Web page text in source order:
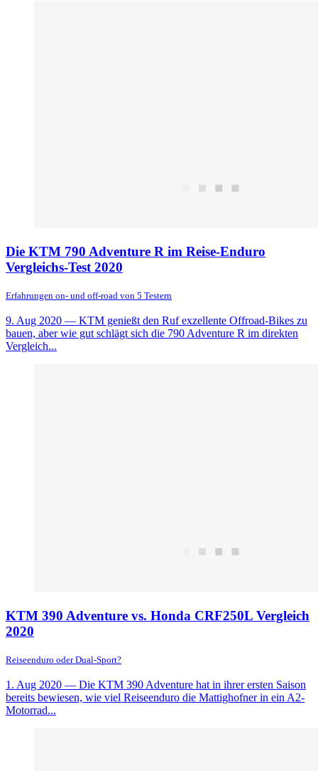
Die KTM 790 Adventure R im Reise-Enduro
Vergleichs-Test 2020
Erfahrungen on- und off-road von 5 Testern
9. Aug 2020 — KTM genießt den Ruf exzellente Offroad-Bikes zu
bauen, aber wie gut schlägt sich die 790 Adventure R im direkten
Vergleich...
KTM 390 Adventure vs. Honda CRF250L Vergleich
2020
Reiseenduro oder Dual-Sport?
1. Aug 2020 — Die KTM 390 Adventure hat in ihrer ersten Saison
bereits bewiesen, wie viel Reiseenduro die Mattighofner in ein A2-
Motorrad...